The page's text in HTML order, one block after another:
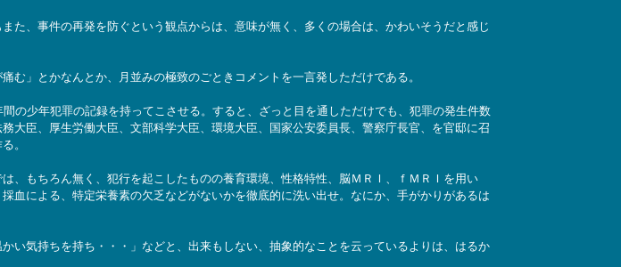
た、事件の再発を防ぐという観点からは、意味が無く、多くの場合は、かわいそうだと感じ
」とかなんとか、月並みの極致のごときコメントを一言発しただけである。
の少年犯罪の記録を持ってこさせる。すると、ざっと目を通しただけでも、犯罪の発生件数
大臣、厚生労働大臣、文部科学大臣、環境大臣、国家公安委員長、警察庁長官、を官邸に召
。
、もちろん無く、犯行を起こしたものの養育環境、性格特性、脳ＭＲＩ、ｆＭＲＩを用い
血による、特定栄養素の欠乏などがないかを徹底的に洗い出せ。なにか、手がかりがあるは
い気持ちを持ち・・・」などと、出来もしない、抽象的なことを云っているよりは、はるか